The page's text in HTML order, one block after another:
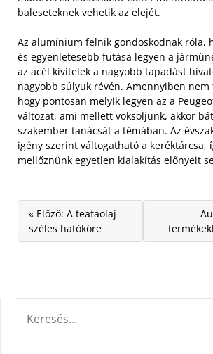
baleseteknek vehetik az elejét.
Az alumínium felnik gondoskodnak róla,
és egyenletesebb futása legyen a
az acél kivitelek a nagyobb tapadást
nagyobb súlyuk révén. Amennyiben
hogy pontosan melyik legyen az a
változat, ami mellett voksoljunk, akkor
szakember tanácsát a témában. Az
igény szerint váltogatható a keréktárcsa,
mellőznünk egyetlen kialakítás előnyeit
« Előző: A teafaolaj
széles hatóköre